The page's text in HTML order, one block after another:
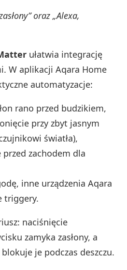
oraz „Alexa,
ułatwia integrację
W aplikacji Aqara Home
automatyzacje:
rano przed budzikiem,
przy zbyt jasnym
światła),
przed zachodem dla
inne urządzenia Aqara
triggery.
naciśnięcie
zamyka zasłony, a
je podczas deszczu.